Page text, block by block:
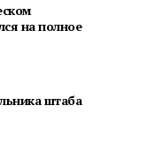
на полное
штаба